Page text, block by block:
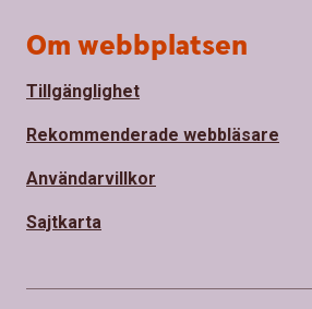
Om webbplatsen
Tillgänglighet
Rekommenderade webbläsare
Användarvillkor
Sajtkarta